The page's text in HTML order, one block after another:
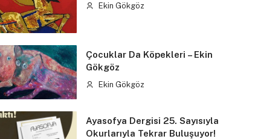
Ekin Gökgöz
Çocuklar Da Köpekleri – Ekin
Gökgöz
Ekin Gökgöz
Ayasofya Dergisi 25. Sayısıyla
Okurlarıyla Tekrar Buluşuyor!